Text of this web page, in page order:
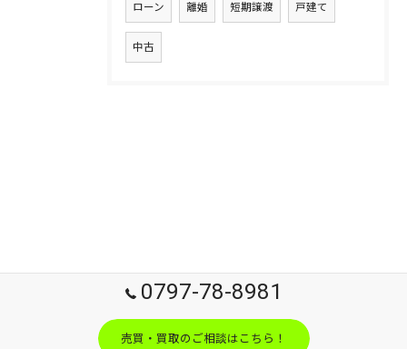
ローン 離婚 短期譲渡 戸建て
中古
0797-78-8981
売買・買取のご相談はこちら！